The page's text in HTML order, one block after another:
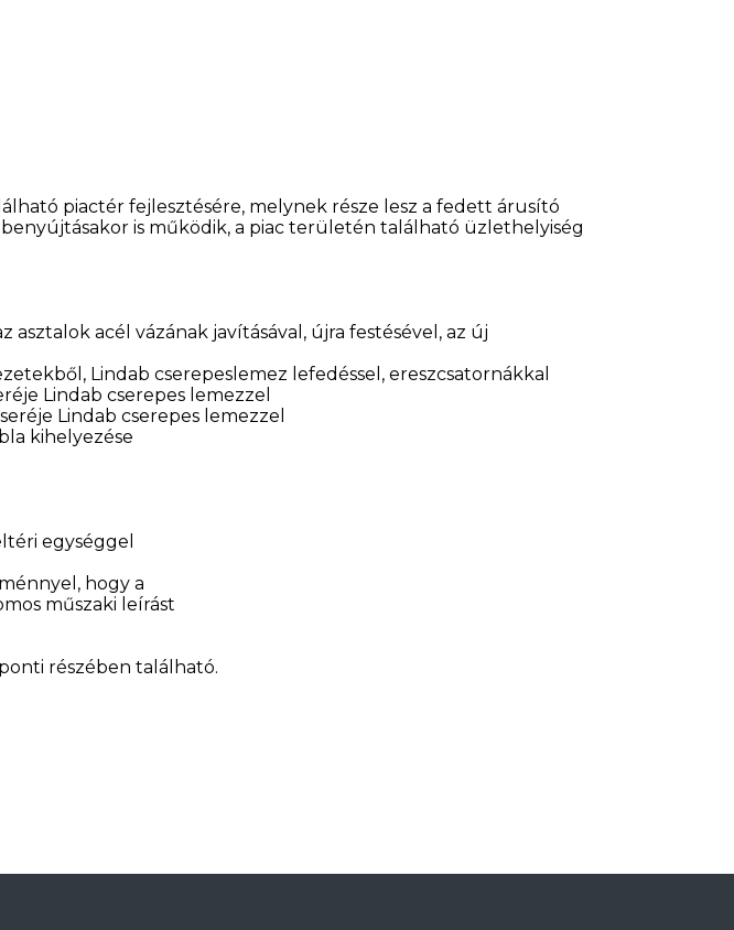
piactér fejlesztésére, melynek része lesz a fedett árusító
is működik, a piac területén található üzlethelyiség
acél vázának javításával, újra festésével, az új
Lindab cserepeslemez lefedéssel, ereszcsatornákkal
Lindab cserepes lemezzel
Lindab cserepes lemezzel
kihelyezése
egységgel
hogy a
műszaki leírást
részében található.